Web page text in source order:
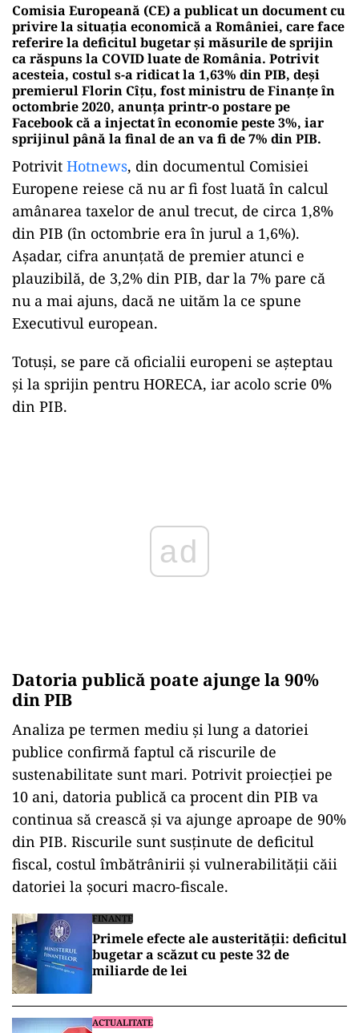
Comisia Europeană (CE) a publicat un document cu
privire la situația economică a României, care face
referire la deficitul bugetar și măsurile de sprijin
ca răspuns la COVID luate de România. Potrivit
acesteia, costul s-a ridicat la 1,63% din PIB, deși
premierul Florin Cîțu, fost ministru de Finanțe în
octombrie 2020, anunța printr-o postare pe
Facebook că a injectat în economie peste 3%, iar
sprijinul până la final de an va fi de 7% din PIB.
Potrivit Hotnews, din documentul Comisiei
Europene reiese că nu ar fi fost luată în calcul
amânarea taxelor de anul trecut, de circa 1,8%
din PIB (în octombrie era în jurul a 1,6%).
Așadar, cifra anunțată de premier atunci e
plauzibilă, de 3,2% din PIB, dar la 7% pare că
nu a mai ajuns, dacă ne uităm la ce spune
Executivul european.
Totuși, se pare că oficialii europeni se așteptau
și la sprijin pentru HORECA, iar acolo scrie 0%
din PIB.
Datoria publică poate ajunge la 90%
din PIB
Analiza pe termen mediu și lung a datoriei
publice confirmă faptul că riscurile de
sustenabilitate sunt mari. Potrivit proiecției pe
10 ani, datoria publică ca procent din PIB va
continua să crească și va ajunge aproape de 90%
din PIB. Riscurile sunt susținute de deficitul
fiscal, costul îmbătrânirii și vulnerabilității căii
datoriei la șocuri macro-fiscale.
FINANȚE
Primele efecte ale austerității: deficitul
bugetar a scăzut cu peste 32 de
miliarde de lei
ACTUALITATE